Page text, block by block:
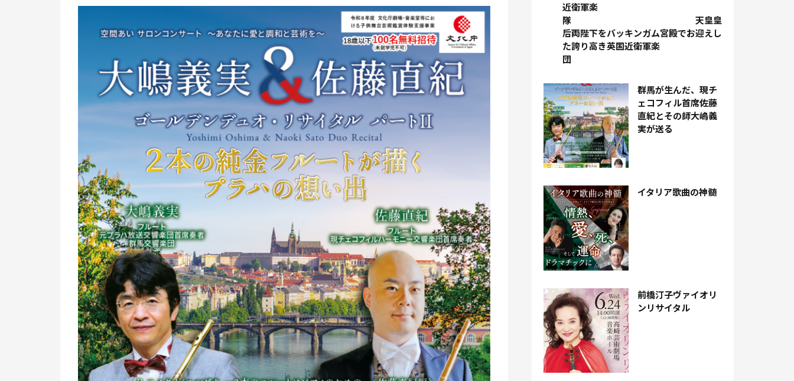
近衛軍楽
隊 天皇皇
后両陛下をバッキンガム宮殿でお迎えし
た誇り高き英国近衛軍楽
団
群馬が生んだ、現チ
ェコフィル首席佐藤
直紀とその師大嶋義
実が送る
イタリア歌曲の神髄
前橋汀子ヴァイオリ
ンリサイタル